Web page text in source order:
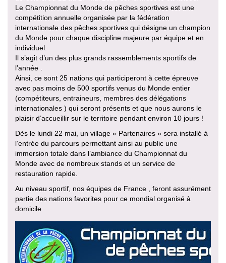
Le Championnat du Monde de pêches sportives est une
compétition annuelle organisée par la fédération
internationale des pêches sportives qui désigne un champion
du Monde pour chaque discipline majeure par équipe et en
individuel.
Il s’agit d’un des plus grands rassemblements sportifs de
l’année .
Ainsi, ce sont 25 nations qui participeront à cette épreuve
avec pas moins de 500 sportifs venus du Monde entier
(compétiteurs, entraineurs, membres des délégations
internationales ) qui seront présents et que nous aurons le
plaisir d’accueillir sur le territoire pendant environ 10 jours !
Dès le lundi 22 mai, un village « Partenaires » sera installé à
l’entrée du parcours permettant ainsi au public une
immersion totale dans l’ambiance du Championnat du
Monde avec de nombreux stands et un service de
restauration rapide.
Au niveau sportif, nos équipes de France , feront assurément
partie des nations favorites pour ce mondial organisé à
domicile